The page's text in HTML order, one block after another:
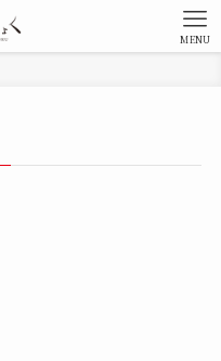
MENU